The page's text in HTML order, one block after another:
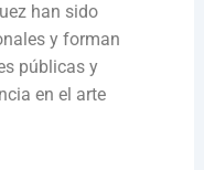
han sido
y forman
públicas y
en el arte